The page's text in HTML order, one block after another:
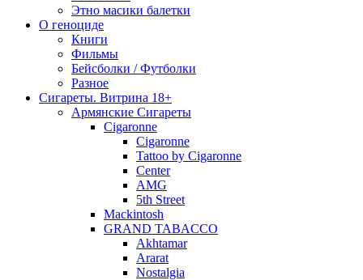
Этно масики балетки
О геноциде
Книги
Фильмы
Бейсболки / Футболки
Разное
Сигареты. Витрина 18+
Армянские Сигареты
Cigaronne
Cigaronne
Tattoo by Cigaronne
Center
AMG
5th Street
Mackintosh
GRAND TABACCO
Akhtamar
Ararat
Nostalgia